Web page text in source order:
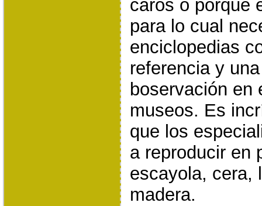
caros o porque
para lo cual
enciclopedias
referencia y
boservación en
museos. Es
que los
a reproducir en
escayola, cera,
madera.